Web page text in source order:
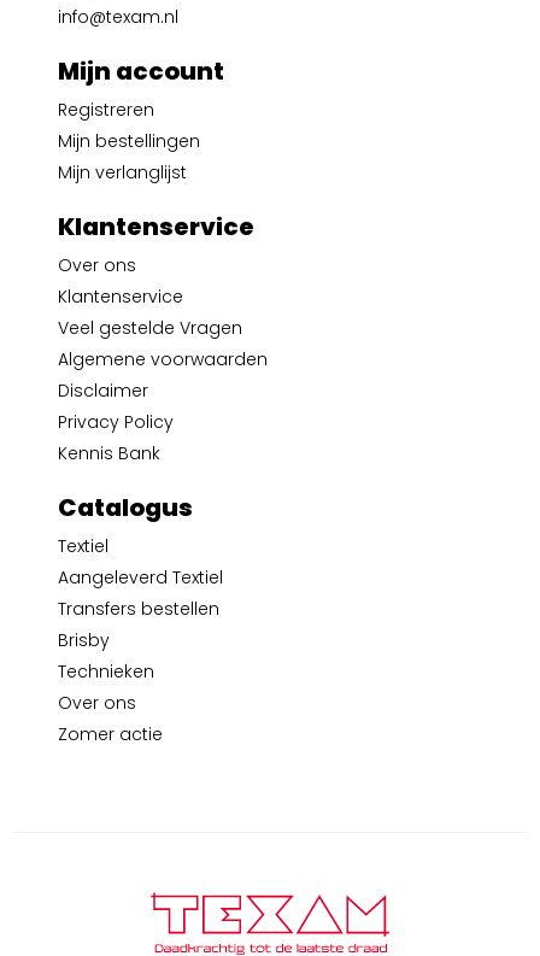
info@texam.nl
Mijn account
Registreren
Mijn bestellingen
Mijn verlanglijst
Klantenservice
Over ons
Klantenservice
Veel gestelde Vragen
Algemene voorwaarden
Disclaimer
Privacy Policy
Kennis Bank
Catalogus
Textiel
Aangeleverd Textiel
Transfers bestellen
Brisby
Technieken
Over ons
Zomer actie